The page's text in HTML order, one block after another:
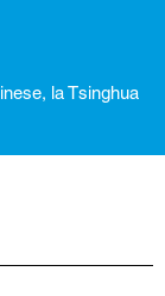
la Tsinghua